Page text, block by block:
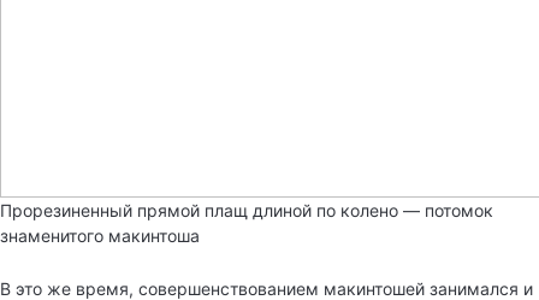
Прорезиненный прямой плащ длиной по колено — потомок
знаменитого макинтоша
В это же время, совершенствованием макинтошей занимался и